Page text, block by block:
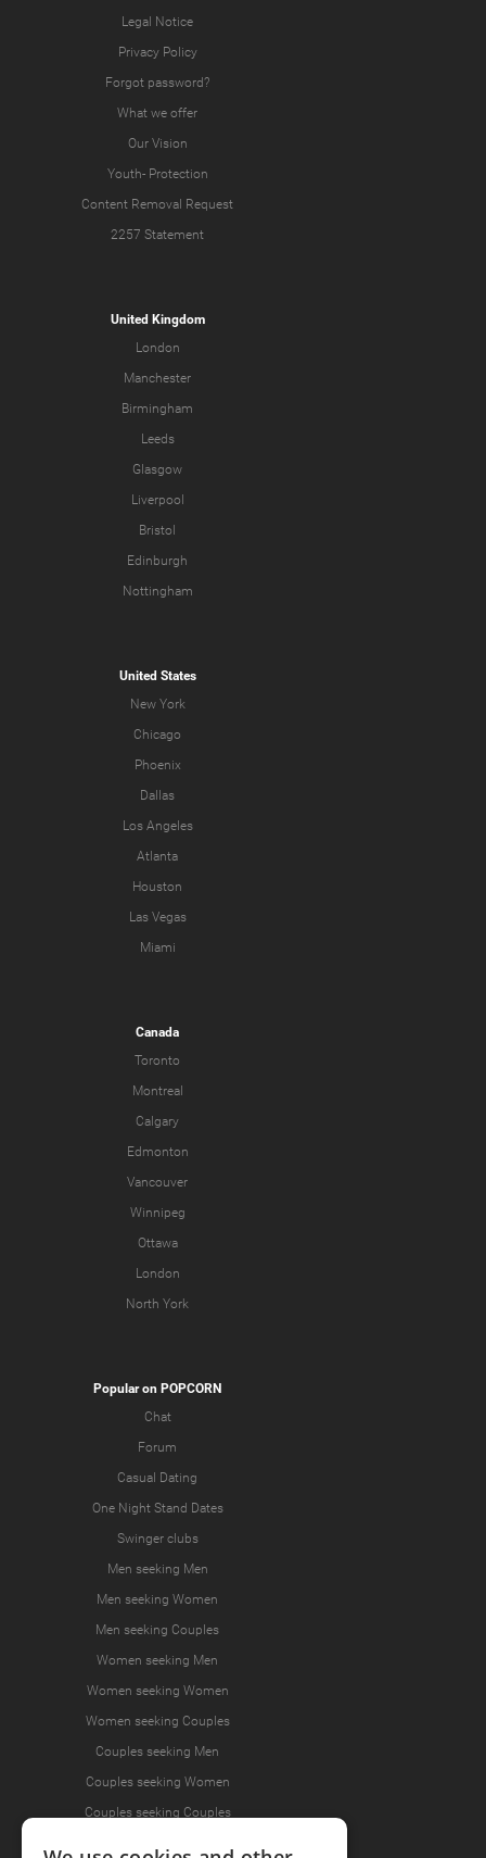
Legal Notice
Privacy Policy
Forgot password?
What we offer
Our Vision
Youth- Protection
Content Removal Request
2257 Statement
United Kingdom
London
Manchester
Birmingham
Leeds
Glasgow
Liverpool
Bristol
Edinburgh
Nottingham
United States
New York
Chicago
Phoenix
Dallas
Los Angeles
Atlanta
Houston
Las Vegas
Miami
Canada
Toronto
Montreal
Calgary
Edmonton
Vancouver
Winnipeg
Ottawa
London
North York
Popular on POPCORN
Chat
Forum
Casual Dating
One Night Stand Dates
Swinger clubs
Men seeking Men
Men seeking Women
Men seeking Couples
Women seeking Men
Women seeking Women
Women seeking Couples
Couples seeking Men
Couples seeking Women
Couples seeking Couples